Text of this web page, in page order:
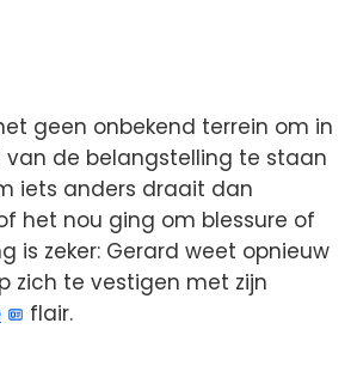
geen onbekend terrein om in
de belangstelling te staan
iets anders draait dan
het nou ging om blessure of
is zeker: Gerard weet opnieuw
zich te vestigen met zijn
flair.